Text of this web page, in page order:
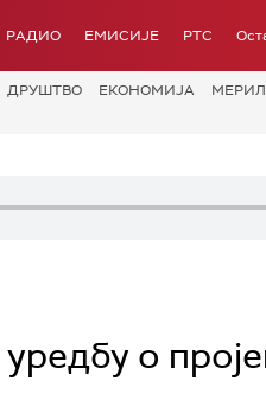
РАДИО ЕМИСИЈЕ РТС
ДРУШТВО ЕКОНОМИЈА
о